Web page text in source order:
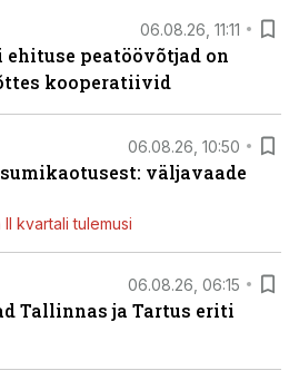
06.08.26, 11:11
ehituse peatöövõtjad on
kooperatiivid
06.08.26, 10:50
väljavaade
kvartali tulemusi
06.08.26, 06:15
Tallinnas ja Tartus eriti